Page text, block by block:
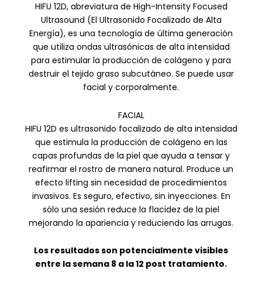
HIFU 12D, abreviatura de High-Intensity Focused
Ultrasound (El Ultrasonido Focalizado de Alta
Energía), es una tecnología de última generación
que utiliza ondas ultrasónicas de alta intensidad
para estimular la producción de colágeno y para
destruir el tejido graso subcutáneo. Se puede usar
facial y corporalmente.
FACIAL
HIFU 12D es ultrasonido focalizado de alta intensidad
que estimula la producción de colágeno en las
capas profundas de la piel que ayuda a tensar y
reafirmar el rostro de manera natural. Produce un
efecto lifting sin necesidad de procedimientos
invasivos. Es seguro, efectivo, sin inyecciones. En
sólo una sesión reduce la flacidez de la piel
mejorando la apariencia y reduciendo las arrugas.
Los resultados son potencialmente visibles
entre la semana 8 a la 12 post tratamiento.